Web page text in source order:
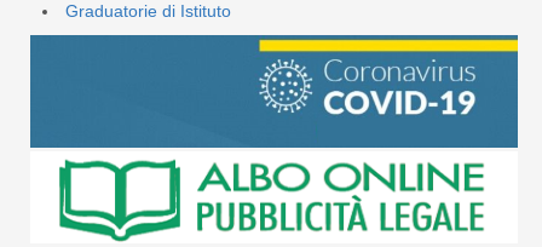
Graduatorie di Istituto